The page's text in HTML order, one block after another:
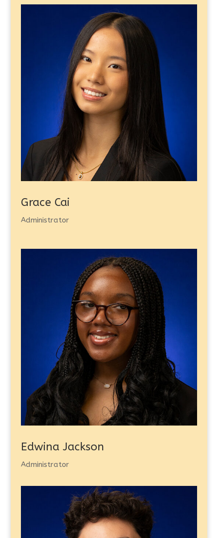
Grace Cai
Administrator
Edwina Jackson
Administrator